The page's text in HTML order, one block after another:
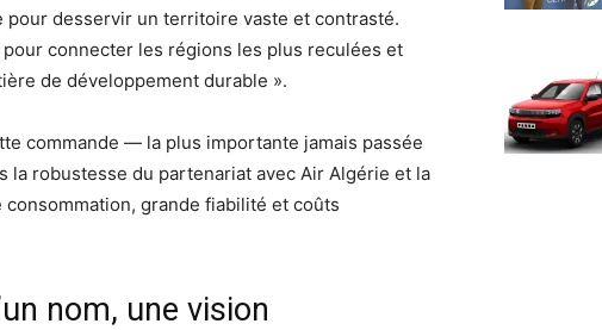
pour desservir un territoire vaste et contrasté.
connecter les régions les plus reculées et
de développement durable ».
commande — la plus importante jamais passée
robustesse du partenariat avec Air Algérie et la
grande fiabilité et coûts
nom, une vision